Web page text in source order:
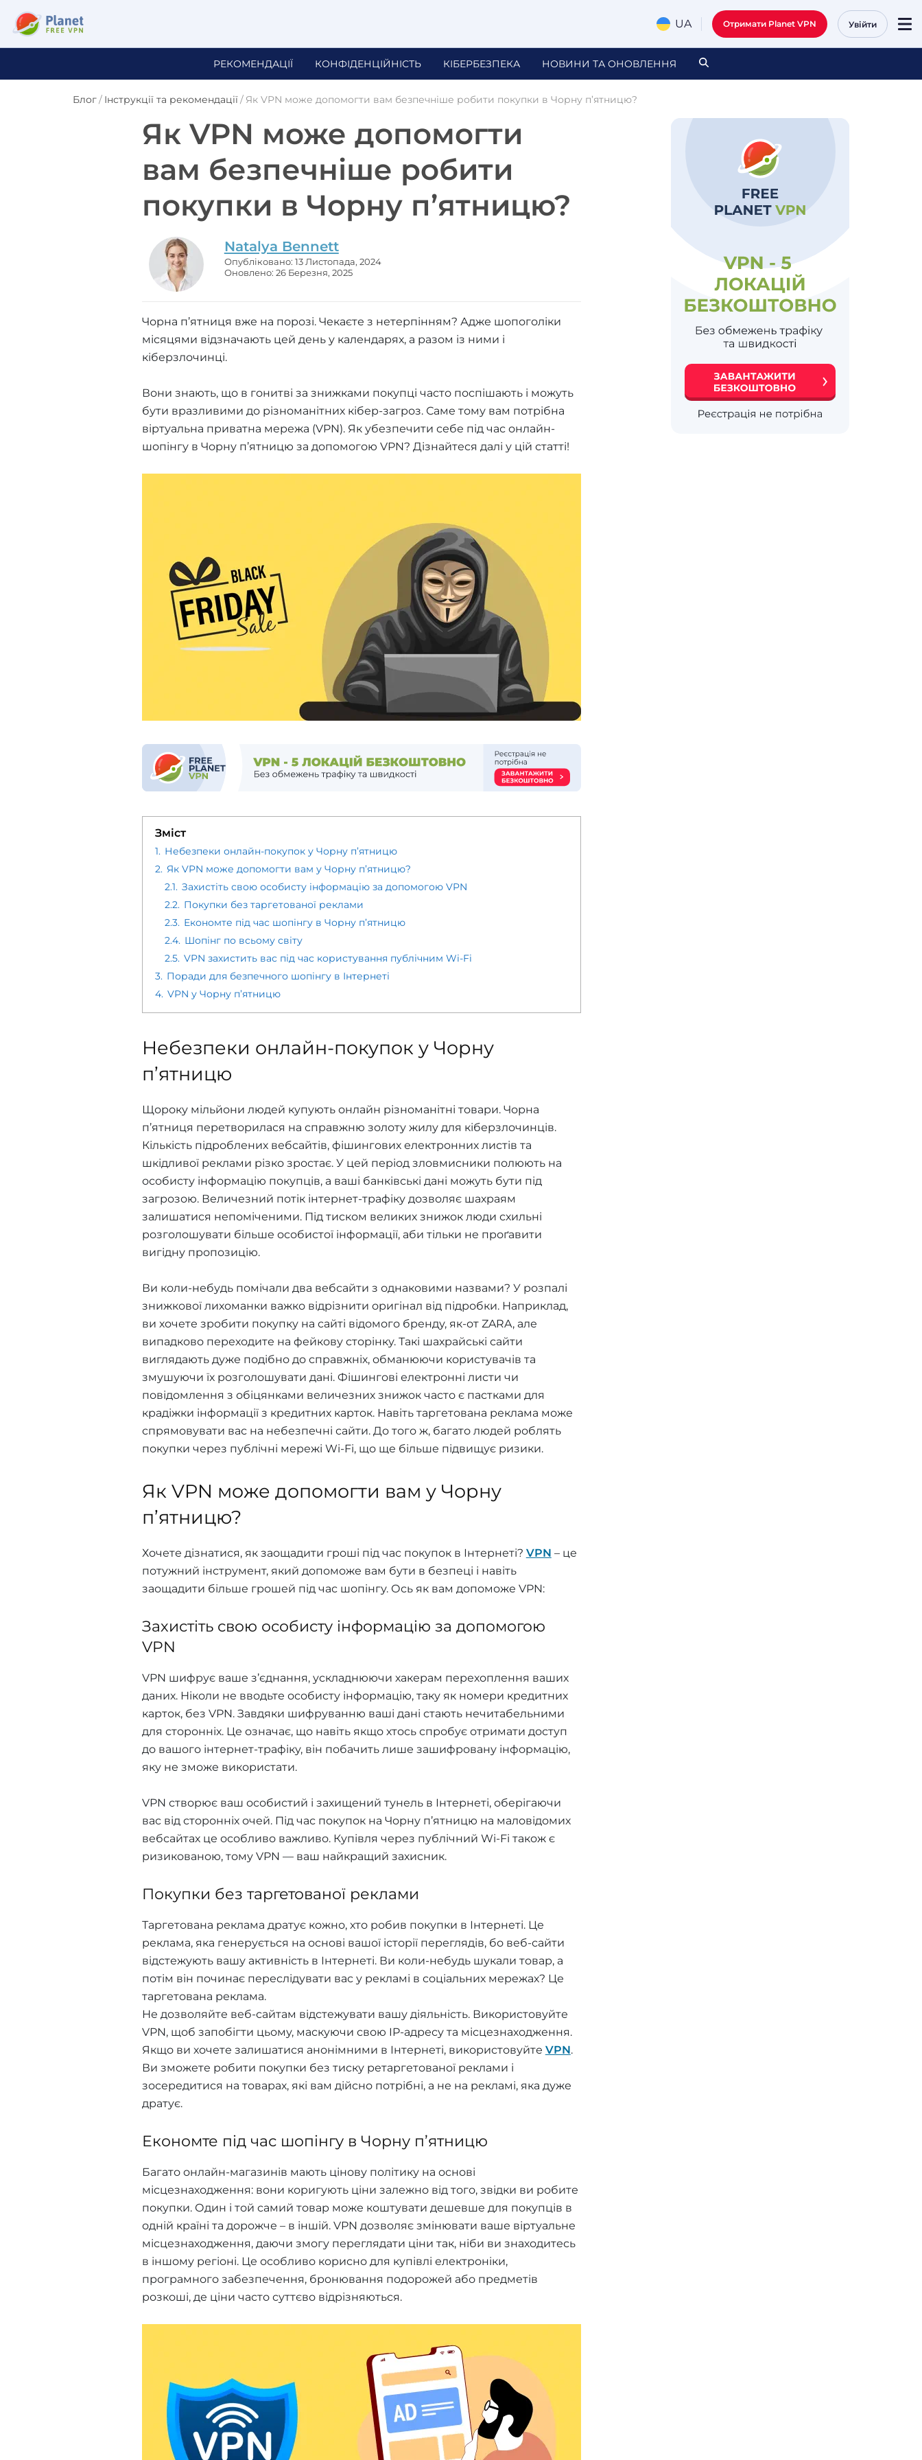
UA Отримати Planet VPN Увійти
РЕКОМЕНДАЦІЇ КОНФІДЕНЦІЙНІСТЬ КІБЕРБЕЗПЕКА НОВИНИ ТА ОНОВЛЕННЯ
Блог/ Інструкції та рекомендації/ Як VPN може допомогти вам безпечніше робити покупки в Чорну п’ятницю?
Як VPN може допомогти
вам безпечніше робити
покупки в Чорну п’ятницю?
Natalya Bennett
Опубліковано: 13 Листопада, 2024
Оновлено: 26 Березня, 2025
Чорна п’ятниця вже на порозі. Чекаєте з нетерпінням? Адже шопоголіки
місяцями відзначають цей день у календарях, а разом із ними і
кіберзлочинці.
Вони знають, що в гонитві за знижками покупці часто поспішають і можуть
бути вразливими до різноманітних кібер-загроз. Саме тому вам потрібна
віртуальна приватна мережа (VPN). Як убезпечити себе під час онлайн-
шопінгу в Чорну п’ятницю за допомогою VPN? Дізнайтеся далі у цій статті!
Зміст
1. Небезпеки онлайн-покупок у Чорну п’ятницю
2. Як VPN може допомогти вам у Чорну п’ятницю?
2.1. Захистіть свою особисту інформацію за допомогою VPN
2.2. Покупки без таргетованої реклами
2.3. Економте під час шопінгу в Чорну п’ятницю
2.4. Шопінг по всьому світу
2.5. VPN захистить вас під час користування публічним Wi-Fi
3. Поради для безпечного шопінгу в Інтернеті
4. VPN у Чорну п’ятницю
Небезпеки онлайн-покупок у Чорну
п’ятницю
Щороку мільйони людей купують онлайн різноманітні товари. Чорна
п’ятниця перетворилася на справжню золоту жилу для кіберзлочинців.
Кількість підроблених вебсайтів, фішингових електронних листів та
шкідливої реклами різко зростає. У цей період зловмисники полюють на
особисту інформацію покупців, а ваші банківські дані можуть бути під
загрозою. Величезний потік інтернет-трафіку дозволяє шахраям
залишатися непоміченими. Під тиском великих знижок люди схильні
розголошувати більше особистої інформації, аби тільки не проґавити
вигідну пропозицію.
Ви коли-небудь помічали два вебсайти з однаковими назвами? У розпалі
знижкової лихоманки важко відрізнити оригінал від підробки. Наприклад,
ви хочете зробити покупку на сайті відомого бренду, як-от ZARA, але
випадково переходите на фейкову сторінку. Такі шахрайські сайти
виглядають дуже подібно до справжніх, обманюючи користувачів та
змушуючи їх розголошувати дані. Фішингові електронні листи чи
повідомлення з обіцянками величезних знижок часто є пастками для
крадіжки інформації з кредитних карток. Навіть таргетована реклама може
спрямовувати вас на небезпечні сайти. До того ж, багато людей роблять
покупки через публічні мережі Wi-Fi, що ще більше підвищує ризики.
Як VPN може допомогти вам у Чорну
п’ятницю?
Хочете дізнатися, як заощадити гроші під час покупок в Інтернеті? VPN – це
потужний інструмент, який допоможе вам бути в безпеці і навіть
заощадити більше грошей під час шопінгу. Ось як вам допоможе VPN:
Захистіть свою особисту інформацію за допомогою
VPN
VPN шифрує ваше з’єднання, ускладнюючи хакерам перехоплення ваших
даних. Ніколи не вводьте особисту інформацію, таку як номери кредитних
карток, без VPN. Завдяки шифруванню ваші дані стають нечитабельними
для сторонніх. Це означає, що навіть якщо хтось спробує отримати доступ
до вашого інтернет-трафіку, він побачить лише зашифровану інформацію,
яку не зможе використати.
VPN створює ваш особистий і захищений тунель в Інтернеті, оберігаючи
вас від сторонніх очей. Під час покупок на Чорну п’ятницю на маловідомих
вебсайтах це особливо важливо. Купівля через публічний Wi-Fi також є
ризикованою, тому VPN — ваш найкращий захисник.
Покупки без таргетованої реклами
Таргетована реклама дратує кожно, хто робив покупки в Інтернеті. Це
реклама, яка генерується на основі вашої історії переглядів, бо веб-сайти
відстежують вашу активність в Інтернеті. Ви коли-небудь шукали товар, а
потім він починає переслідувати вас у рекламі в соціальних мережах? Це
таргетована реклама.
Не дозволяйте веб-сайтам відстежувати вашу діяльність. Використовуйте
VPN, щоб запобігти цьому, маскуючи свою IP-адресу та місцезнаходження.
Якщо ви хочете залишатися анонімними в Інтернеті, використовуйте VPN.
Ви зможете робити покупки без тиску ретаргетованої реклами і
зосередитися на товарах, які вам дійсно потрібні, а не на рекламі, яка дуже
дратує.
Економте під час шопінгу в Чорну п’ятницю
Багато онлайн-магазинів мають цінову політику на основі
місцезнаходження: вони коригують ціни залежно від того, звідки ви робите
покупки. Один і той самий товар може коштувати дешевше для покупців в
одній країні та дорожче – в іншій. VPN дозволяє змінювати ваше віртуальне
місцезнаходження, даючи змогу переглядати ціни так, ніби ви знаходитесь
в іншому регіоні. Це особливо корисно для купівлі електроніки,
програмного забезпечення, бронювання подорожей або предметів
розкоші, де ціни часто суттєво відрізняються.